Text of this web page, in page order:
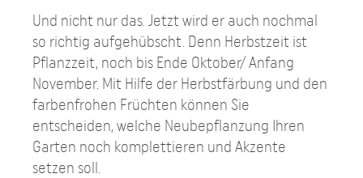
Und nicht nur das. Jetzt wird er auch nochmal
so richtig aufgehübscht. Denn Herbstzeit ist
Pflanzzeit, noch bis Ende Oktober/ Anfang
November. Mit Hilfe der Herbstfärbung und den
farbenfrohen Früchten können Sie
entscheiden, welche Neubepflanzung Ihren
Garten noch komplettieren und Akzente
setzen soll.